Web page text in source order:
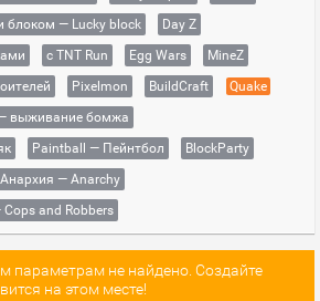
блоком — Lucky block
Day Z
с TNT Run Egg Wars
MineZ
Pixelmon BuildCraft
Quake
выживание бомжа
Paintball — Пейнтбол
BlockParty
Анархия — Anarchy
and Robbers
параметрам не найдено. Создайте
на этом месте!